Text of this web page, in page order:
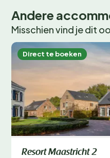
Andere
Misschien vind je dit
Direct te boeken
Resort Maastricht 2